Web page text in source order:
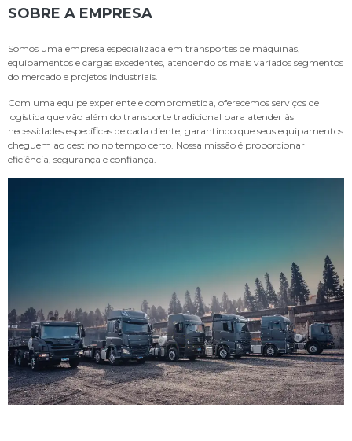
SOBRE A EMPRESA
Somos uma empresa especializada em transportes de máquinas,
equipamentos e cargas excedentes, atendendo os mais variados segmentos
do mercado e projetos industriais.
Com uma equipe experiente e comprometida, oferecemos serviços de
logística que vão além do transporte tradicional para atender às
necessidades específicas de cada cliente, garantindo que seus equipamentos
cheguem ao destino no tempo certo. Nossa missão é proporcionar
eficiência, segurança e confiança.